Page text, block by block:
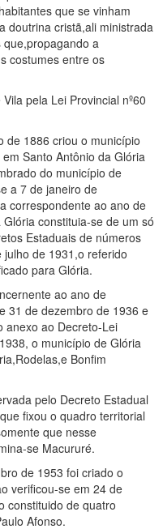
que se vinham
doutrina cristã,ali ministrada
a
costumes entre os
pela Lei Provincial nº60
de 1886 criou o município
Santo Antônio da Glória
do município de
a 7 de janeiro de
correspondente ao ano de
constituia-se de um só
Estaduais de números
de 1931,o referido
para Glória.
ao ano de
31 de dezembro de 1936 e
anexo ao Decreto-Lei
o município de Glória
Bonfim
pelo Decreto Estadual
fixou o quadro territorial
que nesse
se Macururé.
de 1953 foi criado o
verificou-se em 24 de
constituido de quatro
Afonso.